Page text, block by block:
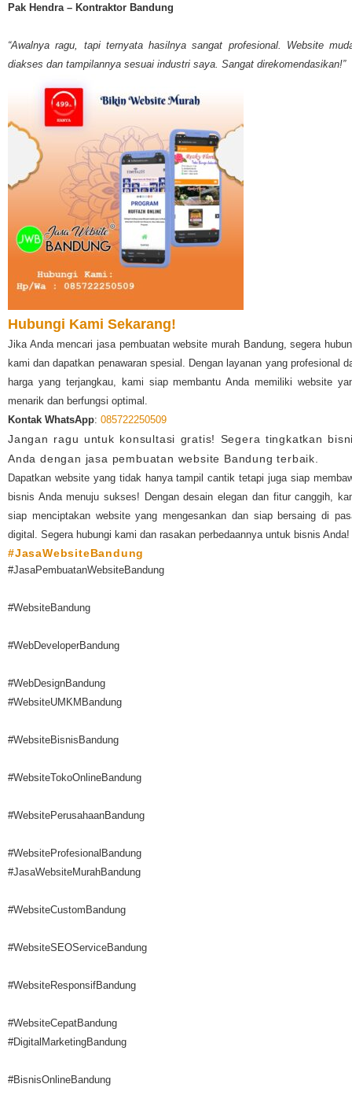
Pak Hendra – Kontraktor Bandung
“Awalnya ragu, tapi ternyata hasilnya sangat profesional. Website
diakses dan tampilannya sesuai industri saya. Sangat direkomendasikan!”
Hubungi Kami Sekarang!
Jika Anda mencari jasa pembuatan website murah Bandung, segera
kami dan dapatkan penawaran spesial. Dengan layanan yang profesional
harga yang terjangkau, kami siap membantu Anda memiliki website
menarik dan berfungsi optimal.
Kontak WhatsApp: 085722250509
Jangan ragu untuk konsultasi gratis! Segera tingkatkan
Anda dengan jasa pembuatan website Bandung terbaik.
Dapatkan website yang tidak hanya tampil cantik tetapi juga siap
bisnis Anda menuju sukses! Dengan desain elegan dan fitur canggih,
siap menciptakan website yang mengesankan dan siap bersaing di
digital. Segera hubungi kami dan rasakan perbedaannya untuk bisnis Anda!
#JasaWebsiteBandung
#JasaPembuatanWebsiteBandung
#WebsiteBandung
#WebDeveloperBandung
#WebDesignBandung
#WebsiteUMKMBandung
#WebsiteBisnisBandung
#WebsiteTokoOnlineBandung
#WebsitePerusahaanBandung
#WebsiteProfesionalBandung
#JasaWebsiteMurahBandung
#WebsiteCustomBandung
#WebsiteSEOServiceBandung
#WebsiteResponsifBandung
#WebsiteCepatBandung
#DigitalMarketingBandung
#BisnisOnlineBandung